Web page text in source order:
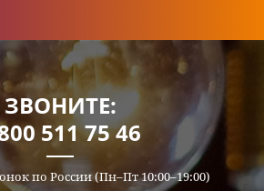
ЗВОНИТЕ:
511 75 46
по России (Пн–Пт 10:00–19:00)